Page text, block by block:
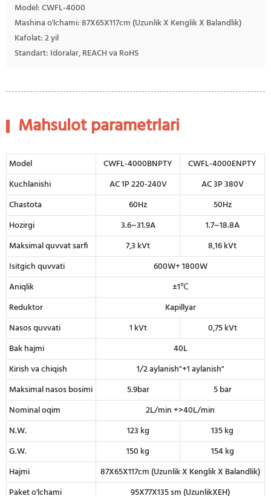
Model: CWFL-4000
Mashina o'lchami: 87X65X117cm (Uzunlik X Kenglik X Balandlik)
Kafolat: 2 yil
Standart: Idoralar, REACH va RoHS
Mahsulot parametrlari
Model CWFL-4000BNPTY
CWFL-4000ENPTY
Kuchlanishi
AC 1P 220-240V
AC 3P 380V
Chastota
60Hz
50Hz
Hozirgi
3.6~31.9A
1.7~18.8A
Maksimal quvvat sarfi
7,3 kVt
8,16 kVt
Isitgich quvvati
600W+ 1800W
Aniqlik
±1℃
Reduktor
Kapillyar
Nasos quvvati
1 kVt
0,75 kVt
Bak hajmi
40L
Kirish va chiqish
1/2 aylanish"+1 aylanish"
Maksimal nasos bosimi
5.9bar
5 bar
Nominal oqim
2L/min +>40L/min
N.W.
123 kg
135 kg
G.W.
150 kg
154 kg
Hajmi
87X65X117cm (Uzunlik X Kenglik X Balandlik)
Paket o'lchami
95X77X135 sm (UzunlikXEH)